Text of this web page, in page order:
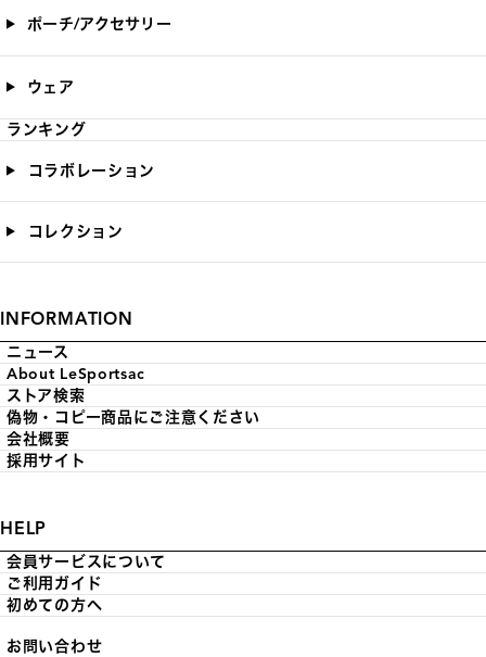
ポーチ/アクセサリー
ウェア
ランキング
コラボレーション
コレクション
INFORMATION
ニュース
About LeSportsac
ストア検索
偽物・コピー商品にご注意ください
会社概要
採用サイト
HELP
会員サービスについて
ご利用ガイド
初めての方へ
お問い合わせ